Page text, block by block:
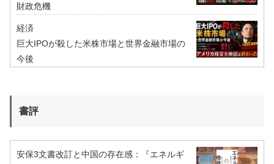
財政危機
経済
巨大IPOが殺した米株市場と世界金融市場の
今後
書評
安保3文書改訂と中国の存在感：『エネルギ